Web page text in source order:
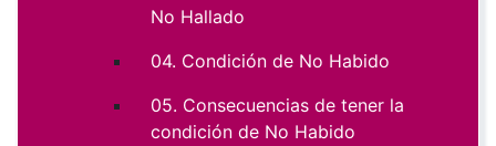
No Hallado
04. Condición de No Habido
05. Consecuencias de tener la
condición de No Habido